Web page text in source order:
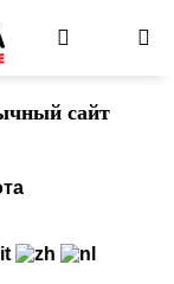
сайт